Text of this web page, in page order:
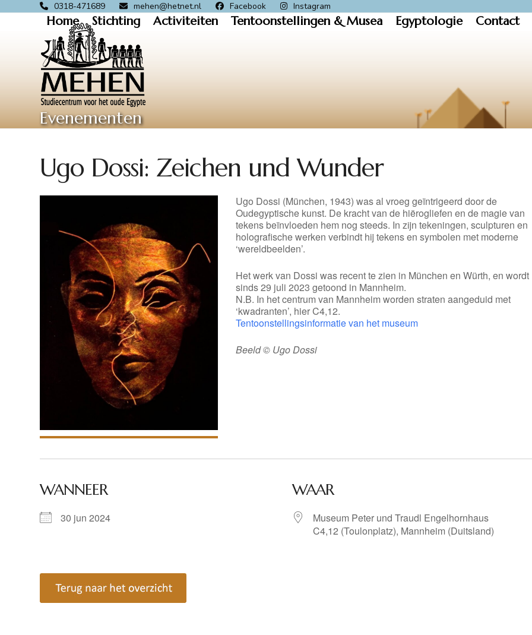
0318-471689 mehen@hetnet.nl Facebook Instagram
Home Stichting Activiteiten Tentoonstellingen & Musea Egyptologie Contact
Evenementen
Ugo Dossi: Zeichen und Wunder
Ugo Dossi (München, 1943) was al vroeg geïntrigeerd door de
Oudegyptische kunst. De kracht van de hiërogliefen en de magie van
tekens beïnvloeden hem nog steeds. In zijn tekeningen, sculpturen en
holografische werken verbindt hij tekens en symbolen met moderne
‘wereldbeelden’.
Het werk van Dossi was recent te zien in München en Würth, en wordt
sinds 29 juli 2023 getoond in Mannheim.
N.B. In het centrum van Mannheim worden straten aangeduid met
‘kwadranten’, hier C4,12.
Tentoonstellingsinformatie van het museum
Beeld © Ugo Dossi
WANNEER
30 jun 2024
WAAR
Museum Peter und Traudl Engelhornhaus
C4,12 (Toulonplatz), Mannheim (Duitsland)